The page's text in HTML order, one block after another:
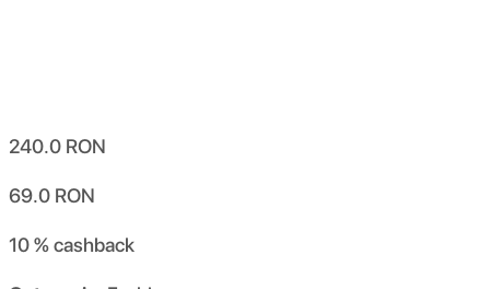
240.0 RON
69.0 RON
10 %cashback